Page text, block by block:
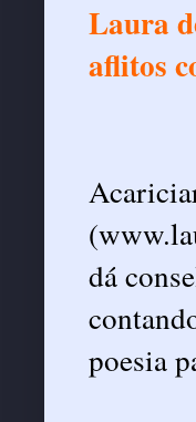
Laura
aflitos
dá
poesia